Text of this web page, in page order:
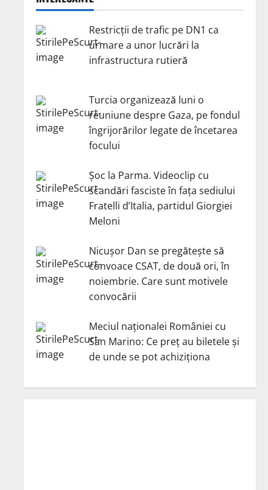
Restricții de trafic pe DN1 ca
urmare a unor lucrări la
infrastructura rutieră
Turcia organizează luni o
reuniune despre Gaza, pe fondul
îngrijorărilor legate de încetarea
focului
Șoc la Parma. Videoclip cu
scandări fasciste în fața sediului
Fratelli d’Italia, partidul Giorgiei
Meloni
Nicuşor Dan se pregăteşte să
convoace CSAT, de două ori, în
noiembrie. Care sunt motivele
convocării
Meciul naționalei României cu
San Marino: Ce preț au biletele și
de unde se pot achiziționa